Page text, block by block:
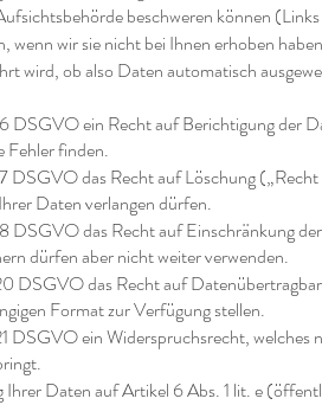
beschweren können
wenn wir sie nicht bei Ihnen erhoben
wird, ob also Daten automatisch
DSGVO ein Recht auf Berichtigung der
Fehler finden.
DSGVO das Recht auf Löschung
Daten verlangen dürfen.
DSGVO das Recht auf Einschränkung
dürfen aber nicht weiter verwenden.
DSGVO das Recht auf
Format zur Verfügung stellen.
DSGVO ein Widerspruchsrecht, welches
Daten auf Artikel 6 Abs. 1 lit. e